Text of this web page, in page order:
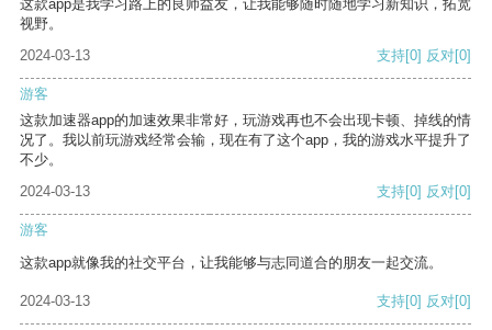
这款app是我学习路上的良师益友，让我能够随时随地学习新知识，拓宽
视野。
2024-03-13
支持[0] 反对[0]
游客
这款加速器app的加速效果非常好，玩游戏再也不会出现卡顿、掉线的情
况了。我以前玩游戏经常会输，现在有了这个app，我的游戏水平提升了
不少。
2024-03-13
支持[0] 反对[0]
游客
这款app就像我的社交平台，让我能够与志同道合的朋友一起交流。
2024-03-13 支持[0] 反对[0]